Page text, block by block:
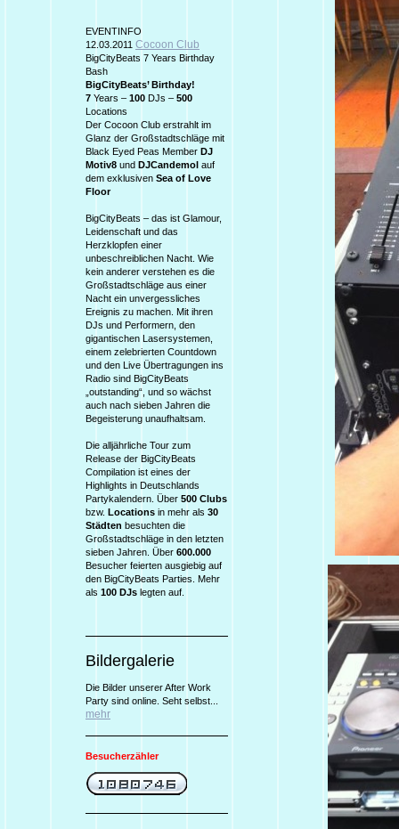
EVENTINFO
12.03.2011 Cocoon Club
BigCityBeats 7 Years Birthday
Bash
BigCityBeats’ Birthday!
7 Years – 100 DJs – 500
Locations
Der Cocoon Club erstrahlt im
Glanz der Großstadtschläge mit
Black Eyed Peas Member DJ
Motiv8 und DJCandemol auf
dem exklusiven Sea of Love
Floor
BigCityBeats – das ist Glamour,
Leidenschaft und das
Herzklopfen einer
unbeschreiblichen Nacht. Wie
kein anderer verstehen es die
Großstadtschläge aus einer
Nacht ein unvergessliches
Ereignis zu machen. Mit ihren
DJs und Performern, den
gigantischen Lasersystemen,
einem zelebrierten Countdown
und den Live Übertragungen ins
Radio sind BigCityBeats
„outstanding“, und so wächst
auch nach sieben Jahren die
Begeisterung unaufhaltsam.
Die alljährliche Tour zum
Release der BigCityBeats
Compilation ist eines der
Highlights in Deutschlands
Partykalendern. Über 500 Clubs
bzw. Locations in mehr als 30
Städten besuchten die
Großstadtschläge in den letzten
sieben Jahren. Über 600.000
Besucher feierten ausgiebig auf
den BigCityBeats Parties. Mehr
als 100 DJs legten auf.
Bildergalerie
Die Bilder unserer After Work
Party sind online. Seht selbst...
mehr
Besucherzähler